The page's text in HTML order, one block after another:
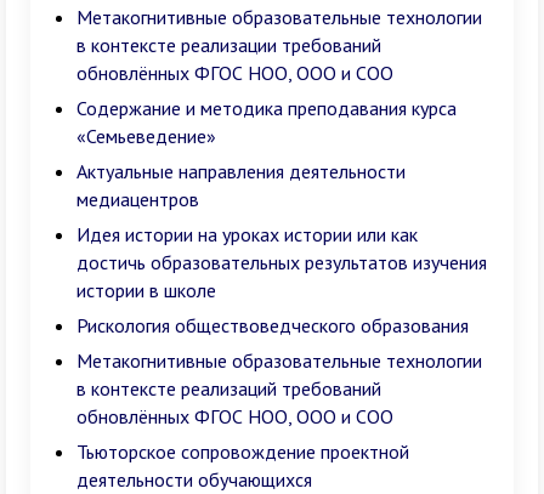
Метакогнитивные образовательные технологии
в контексте реализации требований
обновлённых ФГОС НОО, ООО и СОО
Содержание и методика преподавания курса
«Семьеведение»
Актуальные направления деятельности
медиацентров
Идея истории на уроках истории или как
достичь образовательных результатов изучения
истории в школе
Рискология обществоведческого образования
Метакогнитивные образовательные технологии
в контексте реализаций требований
обновлённых ФГОС НОО, ООО и СОО
Тьюторское сопровождение проектной
деятельности обучающихся